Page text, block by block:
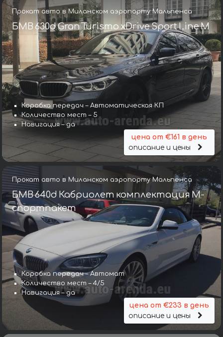
Прокат авто в Миланском аэропорту Мальпенса
БМВ 630d Gran Turismo xDrive Sport Line М
Коробка передач – Автоматическая КП
Количество мест – 5
Навигация – да
цена от €161 в день
описание и цены
Прокат авто в Миланском аэропорту Мальпенса
БМВ 640d Кабриолет комплектация М-
спортпакет
Коробка передач – Автомат
Количество мест – 4/5
Навигация – да
цена от €233 в день
описание и цены